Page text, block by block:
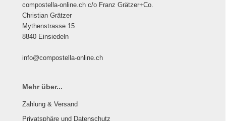
compostella-online.ch c/o Franz Grätzer+Co.
Christian Grätzer
Mythenstrasse 15
8840 Einsiedeln
info@compostella-online.ch
Mehr über...
Zahlung & Versand
Privatsphäre und Datenschutz